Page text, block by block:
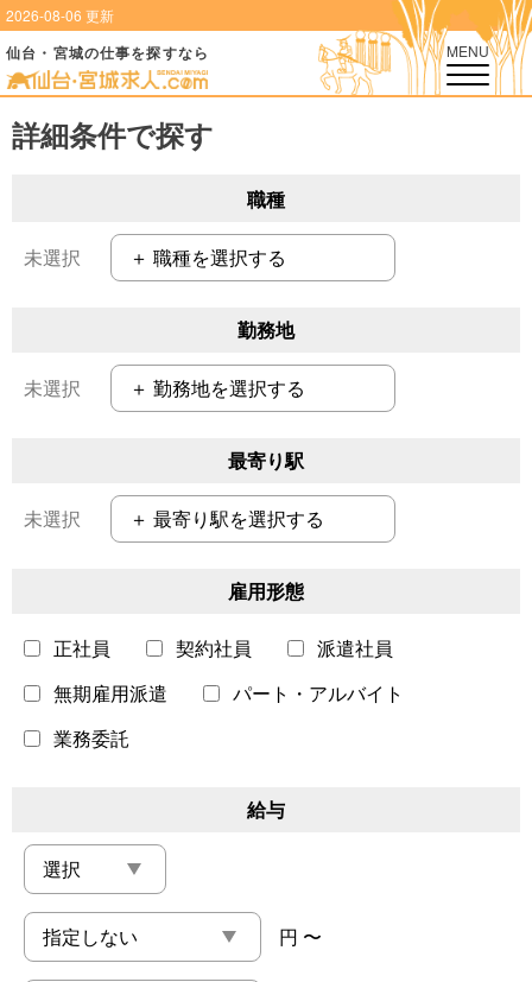
2026-08-06 更新
仙台・宮城の仕事を探すなら MENU
詳細条件で探す
職種
＋ 職種を選択する
勤務地
＋ 勤務地を選択する
最寄り駅
＋ 最寄り駅を選択する
雇用形態
正社員 契約社員
派遣社員
無期雇用派遣
パート・アルバイト
業務委託
給与
円 〜